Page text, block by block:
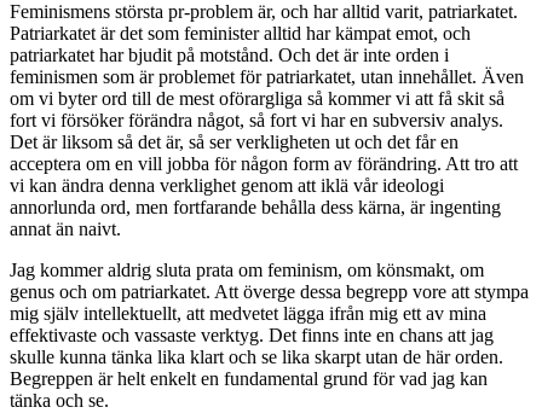
Feminismens största pr-problem är, och har alltid varit, patriarkatet.
Patriarkatet är det som feminister alltid har kämpat emot, och
patriarkatet har bjudit på motstånd. Och det är inte orden i
feminismen som är problemet för patriarkatet, utan innehållet. Även
om vi byter ord till de mest oförargliga så kommer vi att få skit så
fort vi försöker förändra något, så fort vi har en subversiv analys.
Det är liksom så det är, så ser verkligheten ut och det får en
acceptera om en vill jobba för någon form av förändring. Att tro att
vi kan ändra denna verklighet genom att iklä vår ideologi
annorlunda ord, men fortfarande behålla dess kärna, är ingenting
annat än naivt.
Jag kommer aldrig sluta prata om feminism, om könsmakt, om
genus och om patriarkatet. Att överge dessa begrepp vore att stympa
mig själv intellektuellt, att medvetet lägga ifrån mig ett av mina
effektivaste och vassaste verktyg. Det finns inte en chans att jag
skulle kunna tänka lika klart och se lika skarpt utan de här orden.
Begreppen är helt enkelt en fundamental grund för vad jag kan
tänka och se.